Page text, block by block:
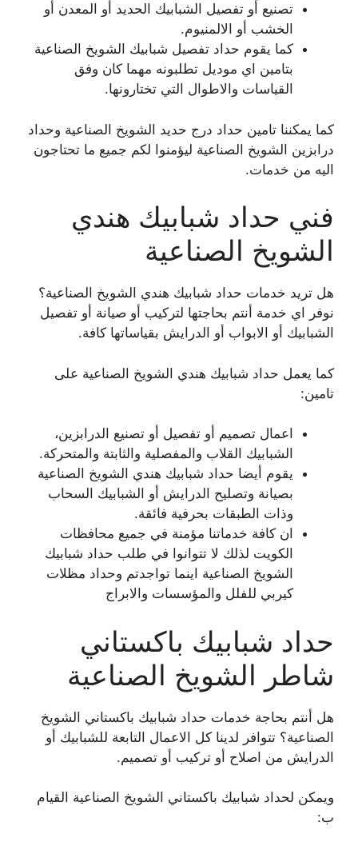
تصنيع أو تفصيل الشبابيك الحديد أو المعدن أو
الخشب أو الالمنيوم.
كما يقوم حداد تفصيل شبابيك الشويخ الصناعية
بتامين اي موديل تطلبونه مهما كان وفق
القياسات والاطوال التي تختارونها.
كما يمكننا تامين حداد درج حديد الشويخ الصناعية وحداد
درابزين الشويخ الصناعية ليؤمنوا لكم جميع ما تحتاجون
اليه من خدمات.
فني حداد شبابيك هندي
الشويخ الصناعية
هل تريد خدمات حداد شبابيك هندي الشويخ الصناعية؟
نوفر اي خدمة أنتم بحاجتها لتركيب أو صيانة أو تفصيل
الشبابيك أو الابواب أو الدرايش بقياساتها كافة.
كما يعمل حداد شبابيك هندي الشويخ الصناعية على
تامين:
اعمال تصميم أو تفصيل أو تصنيع الدرابزين،
الشبابيك القلاب والمفصلية والثابتة والمتحركة.
يقوم أيضا حداد شبابيك هندي الشويخ الصناعية
بصيانة وتصليح الدرايش أو الشبابيك السحاب
وذات الطبقات بحرفية فائقة.
ان كافة خدماتنا مؤمنة في جميع محافظات
الكويت لذلك لا تتوانوا في طلب حداد شبابيك
الشويخ الصناعية اينما تواجدتم وحداد مظلات
كيربي للفلل والمؤسسات والابراج
حداد شبابيك باكستاني
شاطر الشويخ الصناعية
هل أنتم بحاجة خدمات حداد شبابيك باكستاني الشويخ
الصناعية؟ تتوافر لدينا كل الاعمال التابعة للشبابيك أو
الدرايش من اصلاح أو تركيب أو تصميم.
ويمكن لحداد شبابيك باكستاني الشويخ الصناعية القيام
ب: